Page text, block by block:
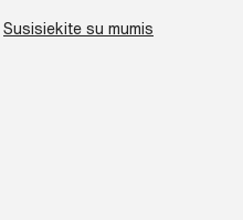
Susisiekite su mumis